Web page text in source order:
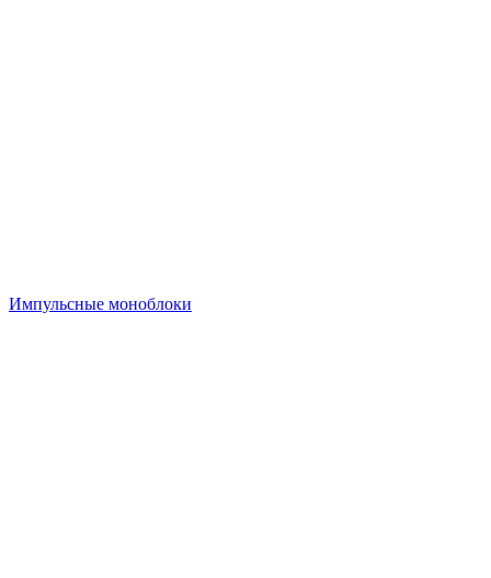
Импульсные моноблоки